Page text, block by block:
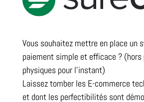
Vous souhaitez mettre en place un
paiement simple et efficace ?
physiques pour l’instant)
Laissez tomber les E-commerce
et dont les perfectibilités sont